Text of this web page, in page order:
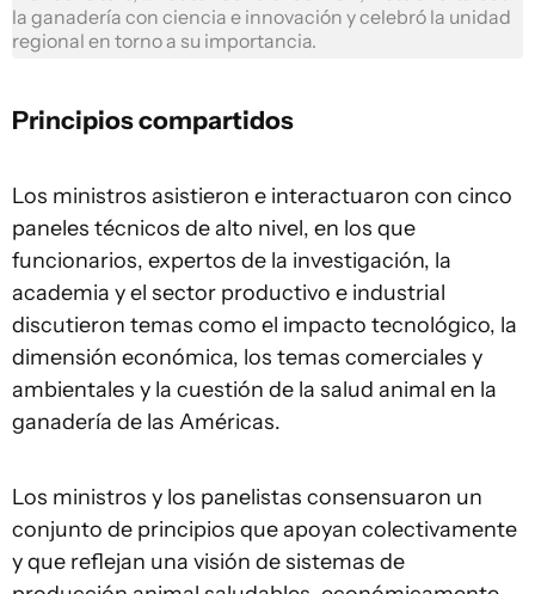
la ganadería con ciencia e innovación y celebró la unidad
regional en torno a su importancia.
Principios compartidos
Los ministros asistieron e interactuaron con cinco
paneles técnicos de alto nivel, en los que
funcionarios, expertos de la investigación, la
academia y el sector productivo e industrial
discutieron temas como el impacto tecnológico, la
dimensión económica, los temas comerciales y
ambientales y la cuestión de la salud animal en la
ganadería de las Américas.
Los ministros y los panelistas consensuaron un
conjunto de principios que apoyan colectivamente
y que reflejan una visión de sistemas de